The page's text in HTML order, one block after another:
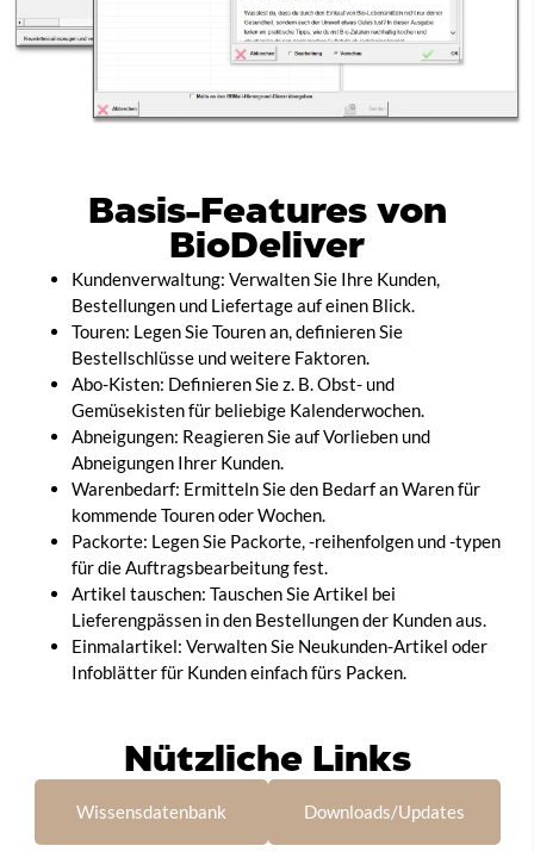
Basis-Features von
BioDeliver
Kundenverwaltung: Verwalten Sie Ihre Kunden,
Bestellungen und Liefertage auf einen Blick.
Touren: Legen Sie Touren an, definieren Sie
Bestellschlüsse und weitere Faktoren.
Abo-Kisten: Definieren Sie z. B. Obst- und
Gemüsekisten für beliebige Kalenderwochen.
Abneigungen: Reagieren Sie auf Vorlieben und
Abneigungen Ihrer Kunden.
Warenbedarf: Ermitteln Sie den Bedarf an Waren für
kommende Touren oder Wochen.
Packorte: Legen Sie Packorte, -reihenfolgen und -typen
für die Auftragsbearbeitung fest.
Artikel tauschen: Tauschen Sie Artikel bei
Lieferengpässen in den Bestellungen der Kunden aus.
Einmalartikel: Verwalten Sie Neukunden-Artikel oder
Infoblätter für Kunden einfach fürs Packen.
Nützliche Links
Wissensdatenbank Downloads/Updates